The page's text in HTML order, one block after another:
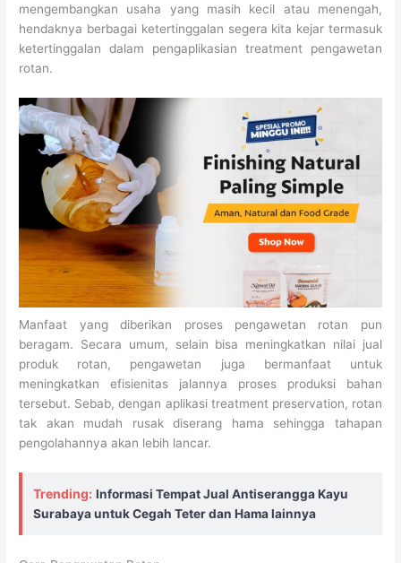
mengembangkan usaha yang masih kecil atau menengah,
hendaknya berbagai ketertinggalan segera kita kejar termasuk
ketertinggalan dalam pengaplikasian treatment pengawetan
rotan.
Manfaat yang diberikan proses pengawetan rotan pun
beragam. Secara umum, selain bisa meningkatkan nilai jual
produk rotan, pengawetan juga bermanfaat untuk
meningkatkan efisienitas jalannya proses produksi bahan
tersebut. Sebab, dengan aplikasi treatment preservation, rotan
tak akan mudah rusak diserang hama sehingga tahapan
pengolahannya akan lebih lancar.
Trending: Informasi Tempat Jual Antiserangga Kayu
Surabaya untuk Cegah Teter dan Hama lainnya